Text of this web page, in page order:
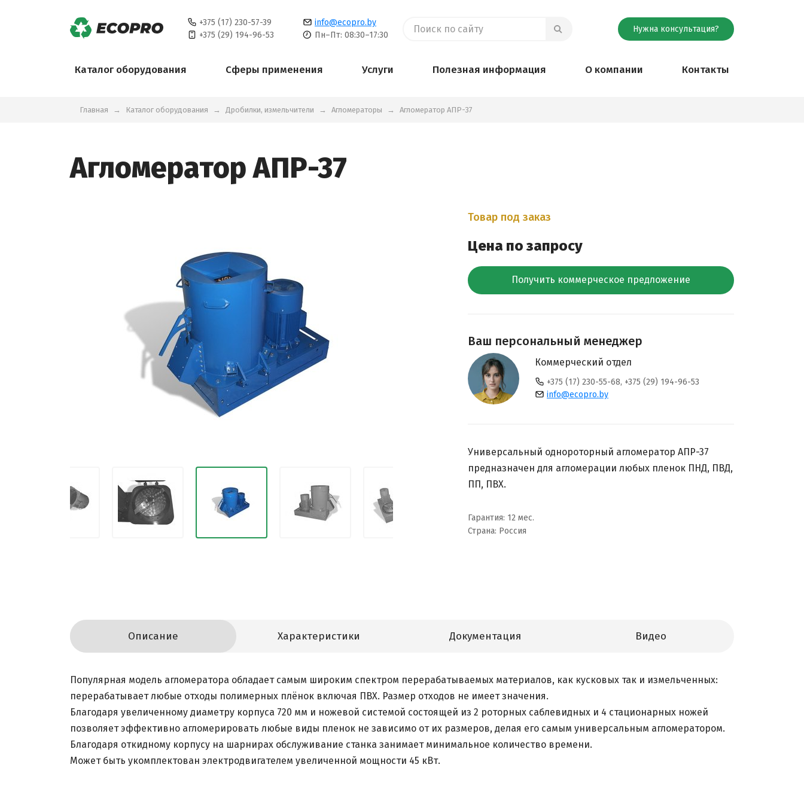
+375 (17) 230-57-39
+375 (29) 194-96-53
info@ecopro.by
Пн–Пт: 08:30–17:30
Нужна консультация?
Каталог оборудования Сферы применения Услуги Полезная информация О компании Контакты
Главная Каталог оборудования Дробилки, измельчители Агломераторы Агломератор АПР-37
Агломератор АПР-37
Товар под заказ
Цена по запросу
Получить коммерческое предложение
Ваш персональный менеджер
Коммерческий отдел
+375 (17) 230-55-68, +375 (29) 194-96-53
info@ecopro.by
Универсальный однороторный агломератор АПР-37
предназначен для агломерации любых пленок ПНД, ПВД,
ПП, ПВХ.
Гарантия: 12 мес.
Страна: Россия
Описание Характеристики Документация Видео
Популярная модель агломератора обладает самым широким спектром перерабатываемых материалов, как кусковых так и измельченных:
перерабатывает любые отходы полимерных плёнок включая ПВХ. Размер отходов не имеет значения.
Благодаря увеличенному диаметру корпуса 720 мм и ножевой системой состоящей из 2 роторных саблевидных и 4 стационарных ножей
позволяет эффективно агломерировать любые виды пленок не зависимо от их размеров, делая его самым универсальным агломератором.
Благодаря откидному корпусу на шарнирах обслуживание станка занимает минимальное количество времени.
Может быть укомплектован электродвигателем увеличенной мощности 45 кВт.